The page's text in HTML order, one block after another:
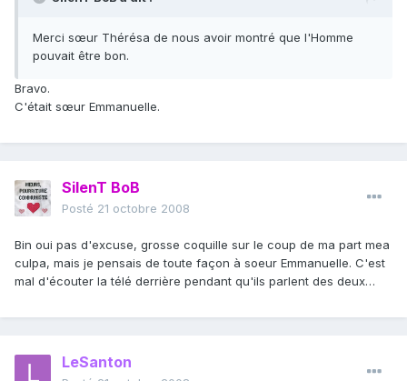
Merci sœur Thérésa de nous avoir montré que l'Homme
pouvait être bon.
Bravo.
C'était sœur Emmanuelle.
SilenT BoB
Posté 21 octobre 2008
Bin oui pas d'excuse, grosse coquille sur le coup de ma part mea
culpa, mais je pensais de toute façon à soeur Emmanuelle. C'est
mal d'écouter la télé derrière pendant qu'ils parlent des deux…
LeSanton